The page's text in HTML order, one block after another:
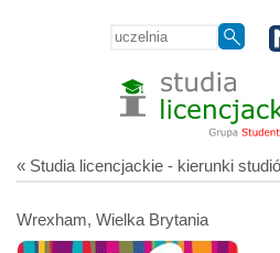
« Studia licencjackie - kierunki
Wrexham, Wielka Brytania